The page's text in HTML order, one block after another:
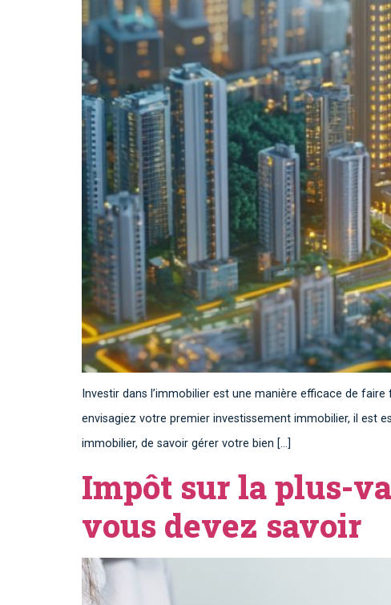
Investir dans l’immobilier est une manière efficace de
envisagiez votre premier investissement immobilier, il est
immobilier, de savoir gérer votre bien […]
Impôt sur la plus-
vous devez savoir